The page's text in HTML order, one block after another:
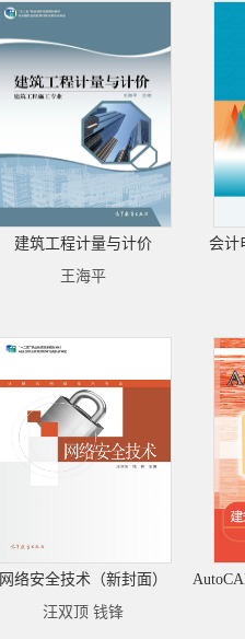
建筑工程计量与计价
王海平
会计
网络安全技术（新封面）
汪双顶 钱锋